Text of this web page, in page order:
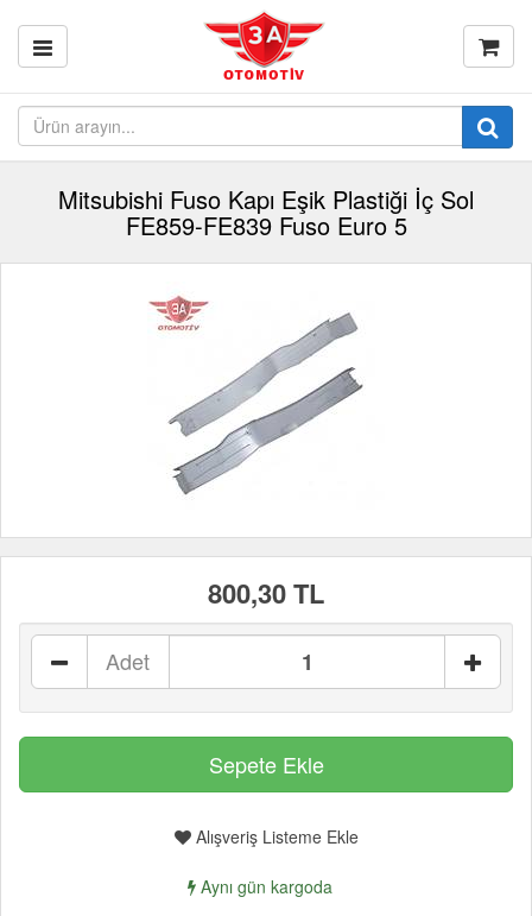
Mitsubishi Fuso Kapı Eşik Plastiği İç Sol
FE859-FE839 Fuso Euro 5
800,30 TL
Adet
Alışveriş Listeme Ekle
Aynı gün kargoda